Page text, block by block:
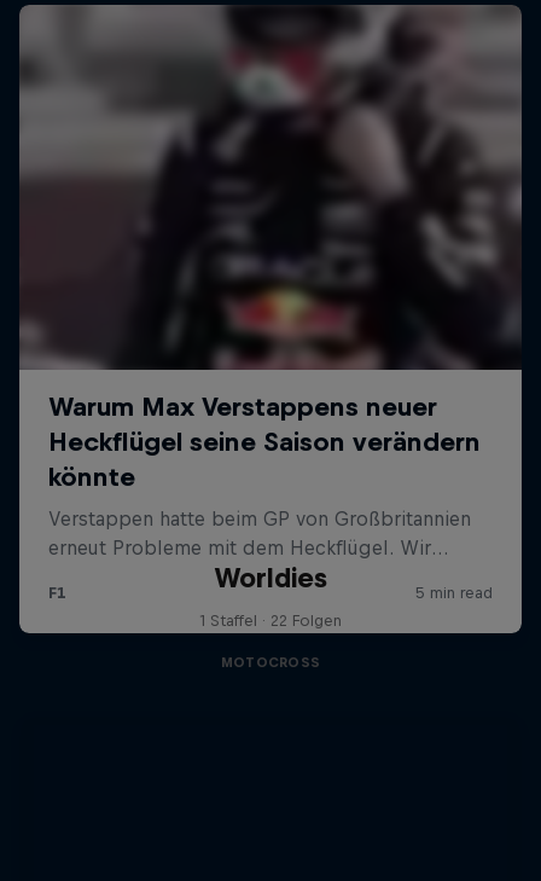
Worldies
1 Staffel · 22 Folgen
MOTOCROSS